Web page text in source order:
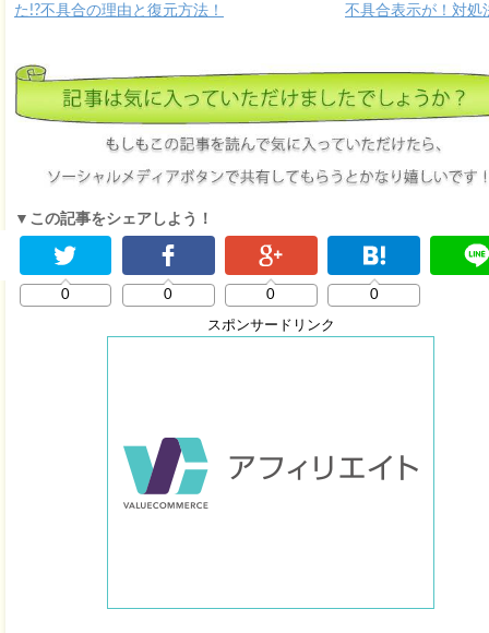
た!?不具合の理由と復元方法！
不具合表示が！対処
▼この記事をシェアしよう！
0 0 0 0
スポンサードリンク